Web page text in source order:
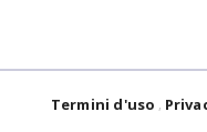
Termini d'uso